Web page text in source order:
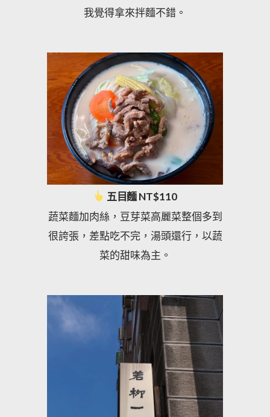
我覺得拿來拌麵不錯。
五目麵 NT$110
蔬菜麵加肉絲，豆芽菜高麗菜整個多到
很誇張，差點吃不完，湯頭還行，以蔬
菜的甜味為主。